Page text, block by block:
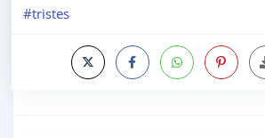
#tristes